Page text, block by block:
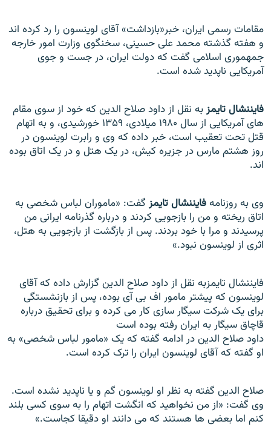
مقامات رسمی ایران، خبر«بازداشت» آقای لوینسون را رد کرده اند
و هفته گذشته محمد علی حسینی، سخنگوی وزارت امور خارجه
جمهموری اسلامی گفت که دولت ایران، در جست و جوی
آمریکایی ناپدید شده است.
فایننشال تایمزبه نقل از داود صلاح الدین که خود از سوی مقام
های آمریکایی از سال ۱۹۸۰ میلادی، ۱۳۵۹ خورشیدی، و به اتهام
قتل تحت تعقیب است، خبر داده که وی و رابرت لوینسون در
روز هشتم مارس در جزیره کیش، در یک هتل و در یک اتاق بوده
اند.
وی به روزنامهفایننشال تایمز گفت: «ماموران لباس شخصی به
اتاق ریخته و من را بازجویی کردند و درباره گذرنامه ایرانی من
پرسیدند و مرا با خود بردند. پس از بازگشت از بازجویی به هتل،
اثری از لوینسون نبود.»
فایننشال تایمزبه نقل از داود صلاح الدین گزارش داده که آقای
لوینسون که پیشتر مامور اف بی آی بوده، پس از بازنشستگی
برای یک شرکت سیگار سازی کار می کرده و برای تحقیق درباره
قاچاق سیگار به ایران رفته بوده است
داود صلاح الدین در ادامه گفته که یک «مامور لباس شخصی» به
او گفته که آقای لوینسون ایران را ترک کرده است.
صلاح الدین گفته به نظر او لوینسون گم و یا ناپدید نشده است.
وی گفت: «از من نخواهید که انگشت اتهام را به سوی کسی بلند
کنم اما بعضی ها هستند که می دانند او دقیقا کجاست.»